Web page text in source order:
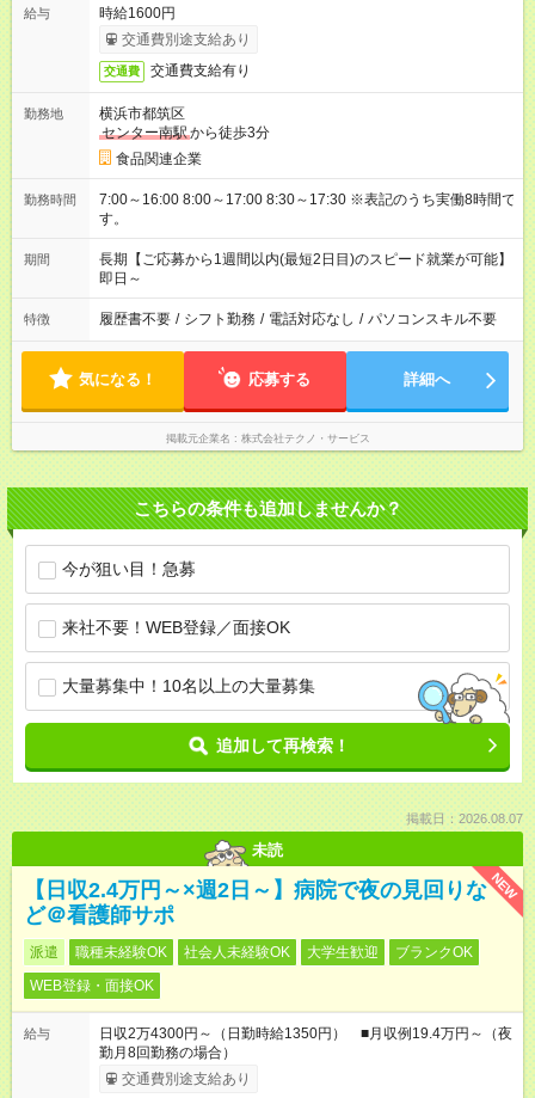
給与
時給1600円
交通費別途支給あり
交通費 交通費支給有り
勤務地
横浜市都筑区
センター南駅から徒歩3分
食品関連企業
勤務時間
7:00～16:00 8:00～17:00 8:30～17:30 ※表記のうち実働8時間で
す。
期間
長期【ご応募から1週間以内(最短2日目)のスピード就業が可能】
即日～
特徴 履歴書不要 / シフト勤務 / 電話対応なし / パソコンスキル不要
気になる！ 応募する 詳細へ
掲載元企業名 株式会社テクノ・サービス
こちらの条件も追加しませんか？
今が狙い目！急募
来社不要！WEB登録／面接OK
大量募集中！10名以上の大量募集
追加して再検索！
掲載日：2026.08.07
未読
NEW
【日収2.4万円～×週2日～】病院で夜の見回りな
ど＠看護師サポ
派遣 職種未経験OK 社会人未経験OK 大学生歓迎
ブランクOK
WEB登録・面接OK
給与
日収2万4300円～（日勤時給1350円） ■月収例19.4万円～（夜
勤月8回勤務の場合）
交通費別途支給あり